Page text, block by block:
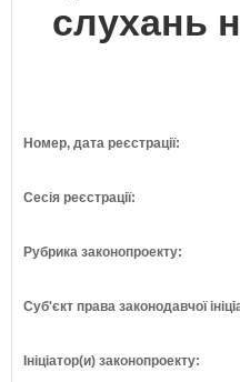
слухань
Номер, дата реєстрації:
Сесія реєстрації:
Рубрика законопроекту:
Суб'єкт права законодавчої
Ініціатор(и) законопроекту: